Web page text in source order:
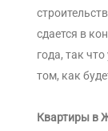
сдается в
года, так
том, как
Квартиры в